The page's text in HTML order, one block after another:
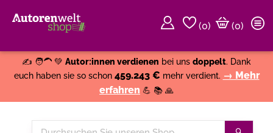
(0)
(0)
✍️ 🧑‍🦱 💚 Autor:innen verdienen bei uns doppelt. Dank
euch haben sie so schon 459.243 € mehr verdient. → Mehr
erfahren 💪 📚 🙏
Durchsuchen